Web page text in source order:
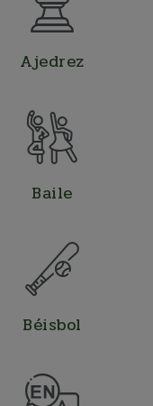
Ajedrez
Baile
Béisbol